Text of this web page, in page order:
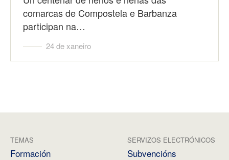
comarcas de Compostela e Barbanza
participan na…
24 de xaneiro
TEMAS
Formación
SERVIZOS ELECTRÓNICOS
Subvencións